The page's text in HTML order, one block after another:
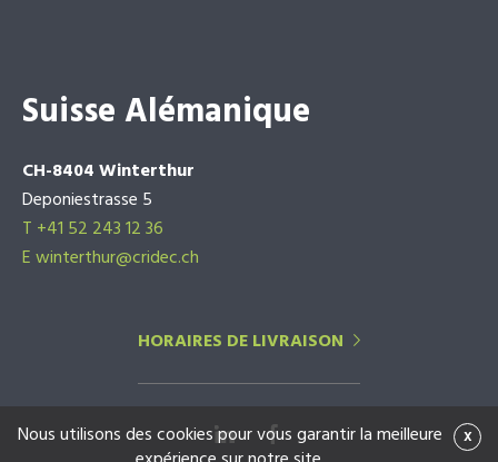
Suisse Alémanique
CH-8404 Winterthur
Deponiestrasse 5
T +41 52 243 12 36
E winterthur@cridec.ch
HORAIRES DE LIVRAISON
x
Nous utilisons des cookies pour vous garantir la meilleure